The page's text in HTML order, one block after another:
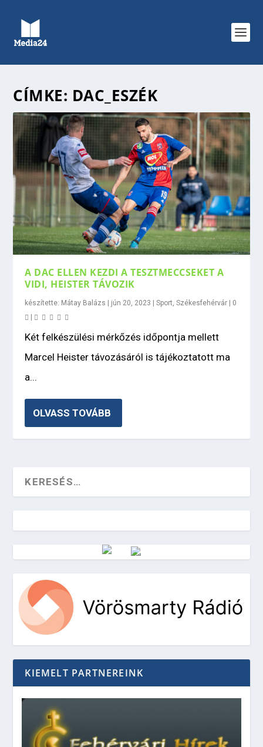
CÍMKE: DAC_ESZÉK
A DAC ELLEN KEZDI A TESZTMECCSEKET A
VIDI, HEISTER TÁVOZIK
készítette: Mátay Balázs | jún 20, 2023 |Sport ,Székesfehérvár | 0
|
Két felkészülési mérkőzés időpontja mellett
Marcel Heister távozásáról is tájékoztatott ma
a...
OLVASS TOVÁBB
Vörösmarty Rádió
KIEMELT PARTNEREINK